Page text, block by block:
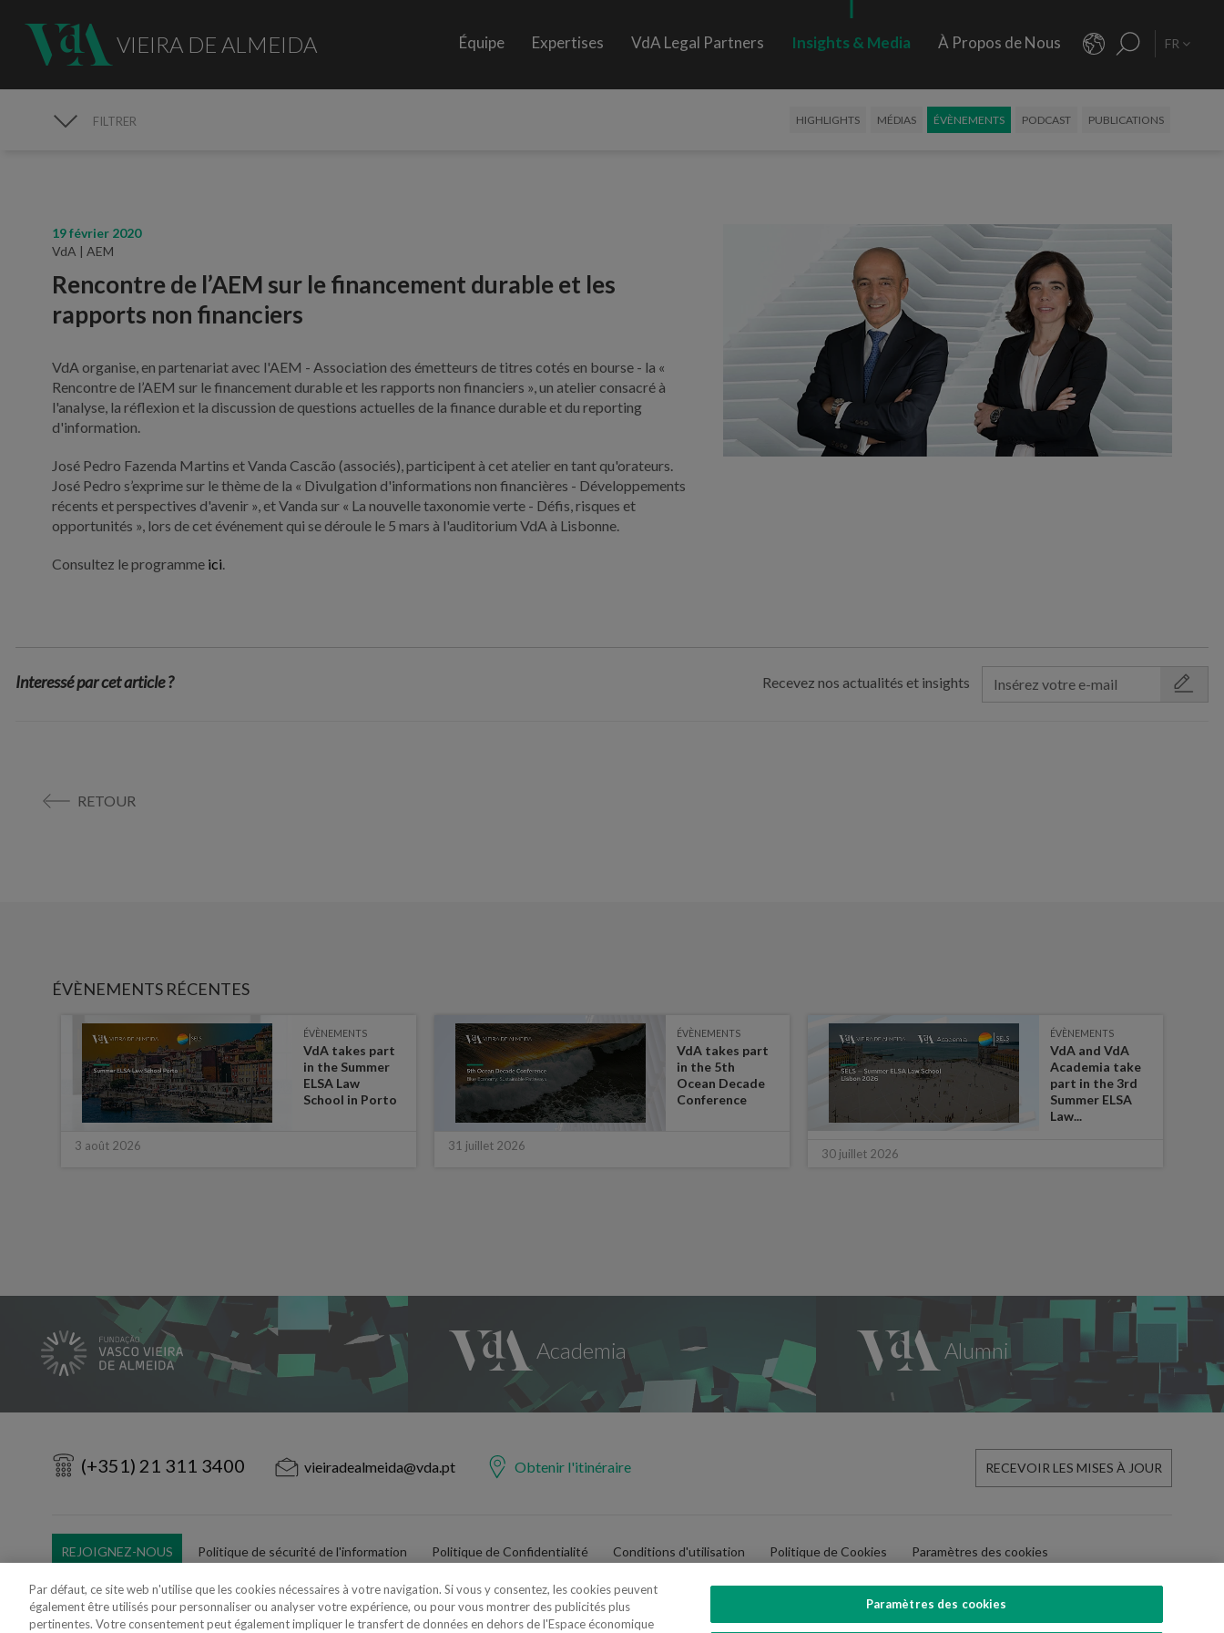
VIEIRA DE ALMEIDA Équipe Expertises VdA Legal Partners Insights & Media À Propos de Nous FR
FILTRER HIGHLIGHTS MÉDIAS ÉVÈNEMENTS PODCAST PUBLICATIONS
19 février 2020
VdA | AEM
Rencontre de l’AEM sur le financement durable et les
rapports non financiers
VdA organise, en partenariat avec l'AEM - Association des émetteurs de titres cotés en bourse - la «
Rencontre de l’AEM sur le financement durable et les rapports non financiers », un atelier consacré à
l'analyse, la réflexion et la discussion de questions actuelles de la finance durable et du reporting
d'information.
José Pedro Fazenda Martins et Vanda Cascão (associés), participent à cet atelier en tant qu'orateurs.
José Pedro s’exprime sur le thème de la « Divulgation d'informations non financières - Développements
récents et perspectives d'avenir », et Vanda sur « La nouvelle taxonomie verte - Défis, risques et
opportunités », lors de cet événement qui se déroule le 5 mars à l'auditorium VdA à Lisbonne.
Consultez le programme ici
Interessé par cet article ? Recevez nos actualités et insights
RETOUR
ÉVÈNEMENTS RÉCENTES
ÉVÈNEMENTS
VdA takes part
in the Summer
ELSA Law
School in Porto
3 août 2026
ÉVÈNEMENTS
VdA takes part
in the 5th
Ocean Decade
Conference
31 juillet 2026
ÉVÈNEMENTS
VdA and VdA
Academia take
part in the 3rd
Summer ELSA
Law...
30 juillet 2026
(+351) 21 311 3400 vieiradealmeida@vda.pt Obtenir l'itinéraire RECEVOIR LES MISES À JOUR
REJOIGNEZ-NOUS Politique de sécurité de l'information Politique de Confidentialité Conditions d'utilisation Politique de Cookies Paramètres des cookies
Utilisation Frauduleuse du Nom/Brand
Par défaut, ce site web n'utilise que les cookies nécessaires à votre navigation. Si vous y consentez, les cookies peuvent
également être utilisés pour personnaliser ou analyser votre expérience, ou pour vous montrer des publicités plus
pertinentes. Votre consentement peut également impliquer le transfert de données en dehors de l'Espace économique
Paramètres des cookies